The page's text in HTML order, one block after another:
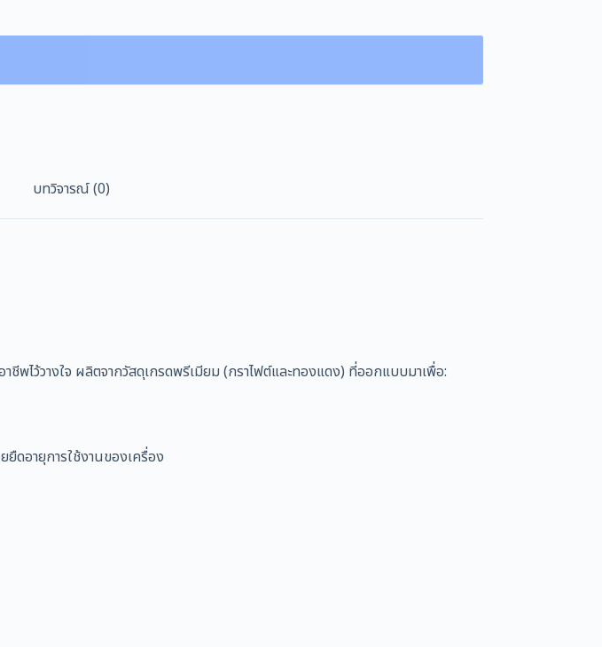
บทวิจารณ์ (0)
ไว้วางใจ ผลิตจากวัสดุเกรดพรีเมียม (กราไฟต์และทองแดง) ที่ออกแบบมาเพื่อ:
ดอายุการใช้งานของเครื่อง